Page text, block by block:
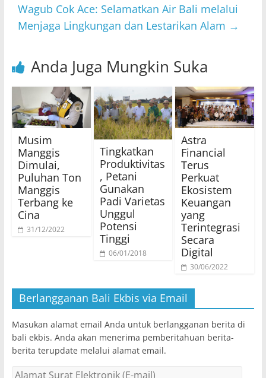
Wagub Cok Ace: Selamatkan Air Bali melalui
Menjaga Lingkungan dan Lestarikan Alam →
Anda Juga Mungkin Suka
Musim
Manggis
Dimulai,
Puluhan Ton
Manggis
Terbang ke
Cina
31/12/2022
Tingkatkan
Produktivitas
, Petani
Gunakan
Padi Varietas
Unggul
Potensi
Tinggi
06/01/2018
Astra
Financial
Terus
Perkuat
Ekosistem
Keuangan
yang
Terintegrasi
Secara
Digital
30/06/2022
Berlangganan Bali Ekbis via Email
Masukan alamat email Anda untuk berlangganan berita di
bali ekbis. Anda akan menerima pemberitahuan berita-
berita terupdate melalui alamat email.
Alamat